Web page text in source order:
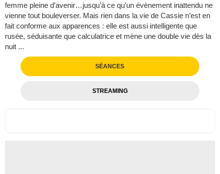
femme pleine d’avenir…jusqu’à ce qu’un évènement inattendu ne
vienne tout bouleverser. Mais rien dans la vie de Cassie n’est en
fait conforme aux apparences : elle est aussi intelligente que
rusée, séduisante que calculatrice et mène une double vie dès la
nuit ...
SÉANCES
STREAMING